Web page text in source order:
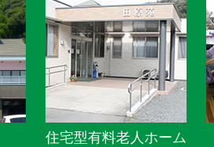
住宅型有料老人ホーム